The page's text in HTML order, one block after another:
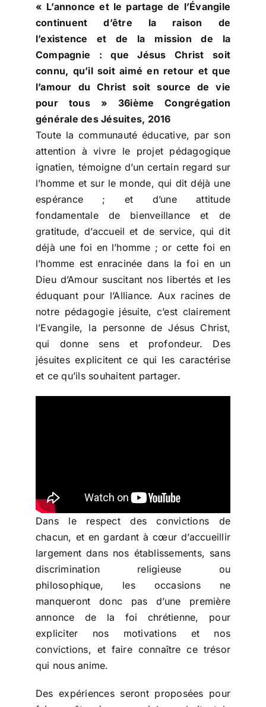
Nos établissements
Offres d’emplois
Pastorale
Politique de protection
La transition écologique
Actualités
« L’annonce et le partage de l’Évangile
continuent d’être la raison de
l’existence et de la mission de la
Compagnie : que Jésus Christ soit
connu, qu’il soit aimé en retour et que
l’amour du Christ soit source de vie
pour tous » 36ième Congrégation
générale des Jésuites, 2016
Toute la communauté éducative, par son
attention à vivre le projet pédagogique
ignatien, témoigne d’un certain regard sur
l’homme et sur le monde, qui dit déjà une
espérance ; et d’une attitude
fondamentale de bienveillance et de
gratitude, d’accueil et de service, qui dit
déjà une foi en l’homme ; or cette foi en
l’homme est enracinée dans la foi en un
Dieu d’Amour suscitant nos libertés et les
éduquant pour l’Alliance. Aux racines de
notre pédagogie jésuite, c’est clairement
l’Evangile, la personne de Jésus Christ,
qui donne sens et profondeur. Des
jésuites explicitent ce qui les caractérise
et ce qu’ils souhaitent partager.
Dans le respect des convictions de
chacun, et en gardant à cœur d’accueillir
largement dans nos établissements, sans
discrimination religieuse ou
philosophique, les occasions ne
manqueront donc pas d’une première
annonce de la foi chrétienne, pour
expliciter nos motivations et nos
convictions, et faire connaître ce trésor
qui nous anime.
Des expériences seront proposées pour